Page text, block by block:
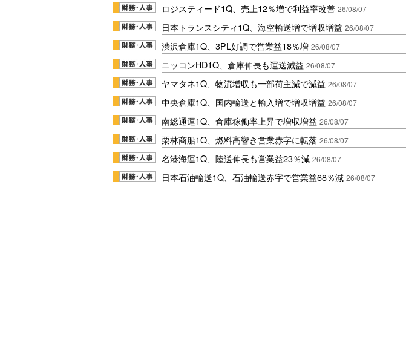
ロジスティード1Q、売上12％増で利益率改善 26/08/07
日本トランスシティ1Q、海空輸送増で増収増益 26/08/07
渋沢倉庫1Q、3PL好調で営業益18％増 26/08/07
ニッコンHD1Q、倉庫伸長も運送減益 26/08/07
ヤマタネ1Q、物流増収も一部荷主減で減益 26/08/07
中央倉庫1Q、国内輸送と輸入増で増収増益 26/08/07
南総通運1Q、倉庫稼働率上昇で増収増益 26/08/07
栗林商船1Q、燃料高響き営業赤字に転落 26/08/07
名港海運1Q、陸送伸長も営業益23％減 26/08/07
日本石油輸送1Q、石油輸送赤字で営業益68％減 26/08/07